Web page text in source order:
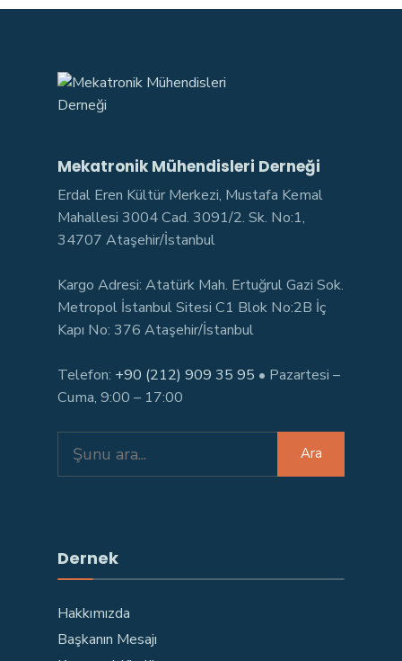
Mekatronik Mühendisleri Derneği
Erdal Eren Kültür Merkezi, Mustafa Kemal
Mahallesi 3004 Cad. 3091/2. Sk. No:1,
34707 Ataşehir/İstanbul
Kargo Adresi: Atatürk Mah. Ertuğrul Gazi Sok.
Metropol İstanbul Sitesi C1 Blok No:2B İç
Kapı No: 376 Ataşehir/İstanbul
Telefon: +90 (212) 909 35 95 • Pazartesi –
Cuma, 9:00 – 17:00
for:
Ara
Dernek
Hakkımızda
Başkanın Mesajı